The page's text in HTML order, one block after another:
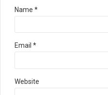
Name *
Email *
Website